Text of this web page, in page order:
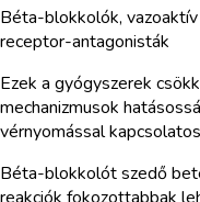
Béta-blokkolók,
receptor-antagonisták
Ezek a gyógyszerek
mechanizmusok
vérnyomással
Béta-blokkolót szedő
reakciók fokozottabbak